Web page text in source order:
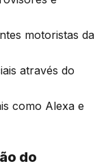
motoristas da
através do
como Alexa e
do